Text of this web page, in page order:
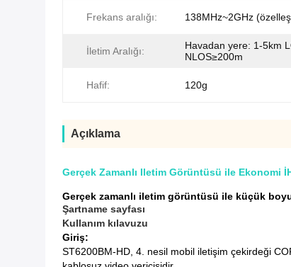
Frekans aralığı: 138MHz~2GHz
İletim Aralığı:
Havadan yere: 1-5km
NLOS≥200m
Hafif: 120g
Açıklama
Gerçek Zamanlı Iletim Görüntüsü ile Ekonomi
Gerçek zamanlı iletim görüntüsü ile küçük
Şartname sayfası
Kullanım kılavuzu
Giriş:
ST6200BM-HD, 4. nesil mobil iletişim çekirdeği